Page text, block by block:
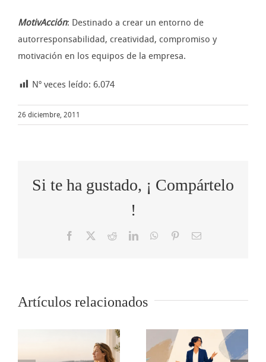
MotivAcción: Destinado a crear un entorno de
autorresponsabilidad, creatividad, compromiso y
motivación en los equipos de la empresa.
Nº veces leído: 6.074
26 diciembre, 2011
Si te ha gustado, ¡ Compártelo
!
Facebook RedditLinkedInWhatsApp
PinterestCorreo
Artículos relacionados
comunicar
de
liderazgo